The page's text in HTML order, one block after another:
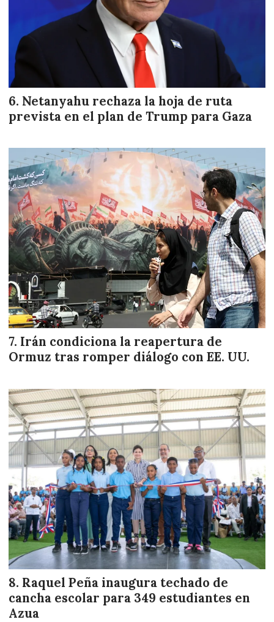
Netanyahu rechaza la hoja de ruta
prevista en el plan de Trump para Gaza
Irán condiciona la reapertura de
Ormuz tras romper diálogo con EE. UU.
Raquel Peña inaugura techado de
cancha escolar para 349 estudiantes en
Azua